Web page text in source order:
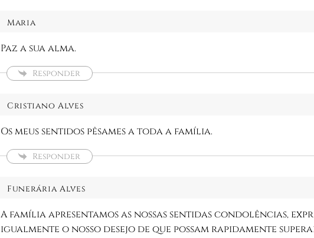
Maria
Paz a sua alma.
Responder
Cristiano Alves
Os meus sentidos pêsames a toda a família.
Responder
Funerária Alves
A família apresentamos as nossas sentidas condolências,
igualmente o nosso desejo de que possam rapidamente